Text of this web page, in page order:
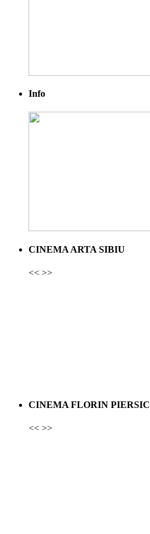
Info
CINEMA ARTA SIBIU
<< >>
CINEMA FLORIN PIERSIC
<< >>